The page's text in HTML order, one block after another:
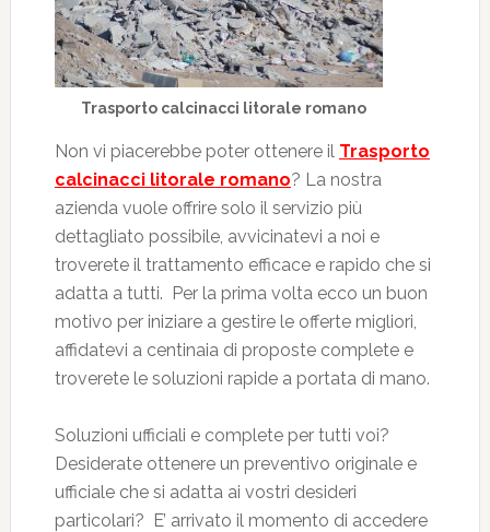
Trasporto calcinacci litorale romano
Non vi piacerebbe poter ottenere il Trasporto
calcinacci litorale romano? La nostra
azienda vuole offrire solo il servizio più
dettagliato possibile, avvicinatevi a noi e
troverete il trattamento efficace e rapido che si
adatta a tutti. Per la prima volta ecco un buon
motivo per iniziare a gestire le offerte migliori,
affidatevi a centinaia di proposte complete e
troverete le soluzioni rapide a portata di mano.
Soluzioni ufficiali e complete per tutti voi?
Desiderate ottenere un preventivo originale e
ufficiale che si adatta ai vostri desideri
particolari? E’ arrivato il momento di accedere